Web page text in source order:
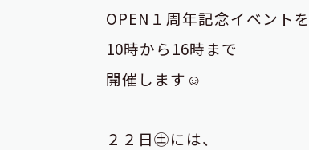
OPEN１周年記念イベントを
10時から16時まで
開催します☺
２２日㊏には、